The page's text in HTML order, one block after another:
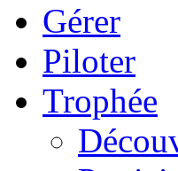
Gérer
Piloter
Trophée